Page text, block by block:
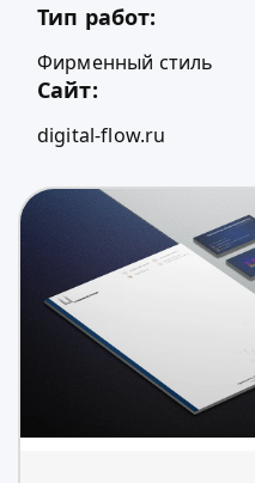
Тип работ:
Фирменный стиль
Сайт:
digital-flow.ru